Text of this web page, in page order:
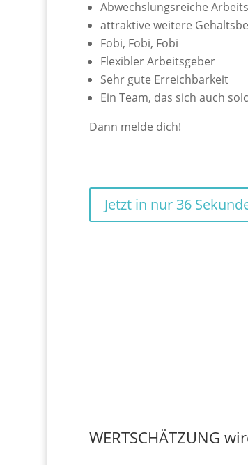
Abwechslungsreiche
attraktive weitere
Fobi, Fobi, Fobi
Flexibler Arbeitsgeber
Sehr gute Erreichbarkeit
Ein Team, das sich auch
Dann melde dich!
Jetzt in nur 36
WERTSCHÄTZUNG